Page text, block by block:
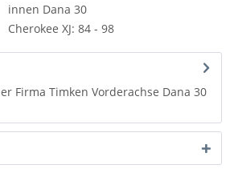
innen Dana 30
Cherokee XJ: 84 - 98
Firma Timken Vorderachse Dana 30